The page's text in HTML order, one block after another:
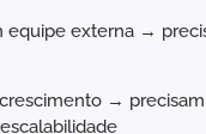
equipe externa →
→